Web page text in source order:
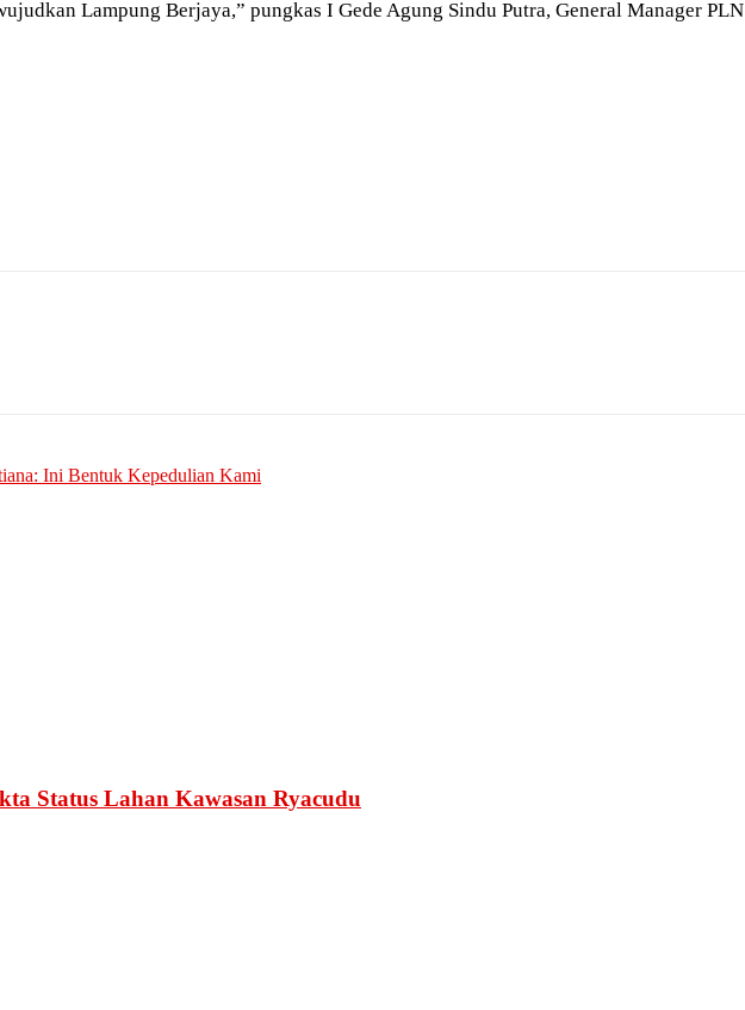
Lampung Berjaya,” pungkas I Gede Agung Sindu Putra, General Manager
Ini Bentuk Kepedulian Kami
Status Lahan Kawasan Ryacudu